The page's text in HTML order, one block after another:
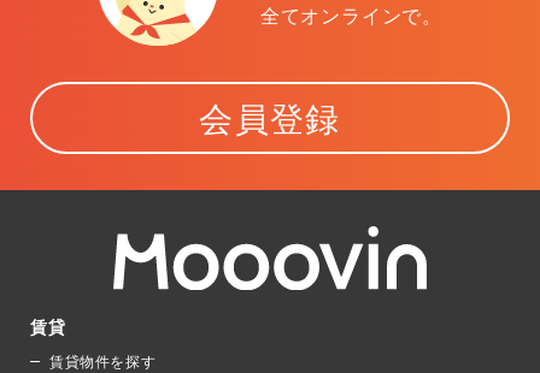
全てオンラインで。
会員登録
賃貸
賃貸物件を探す